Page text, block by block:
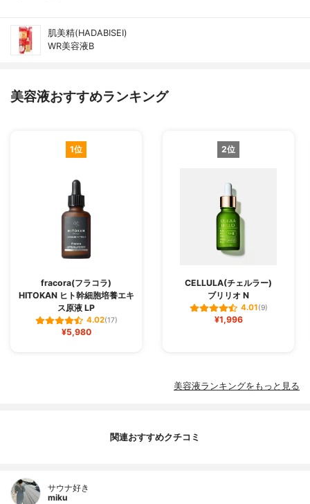
肌美精(HADABISEI)
WR美容液B
美容液おすすめランキング
1位
fracora(フラコラ)
HITOKAN ヒト幹細胞培養エキ
ス原液 LP
4.02(17)
¥5,980
2位
CELLULA(チェルラー)
ブリリオ N
4.01(9)
¥1,996
美容液ランキングをもっと見る
関連おすすめクチコミ
サウナ好き
miku